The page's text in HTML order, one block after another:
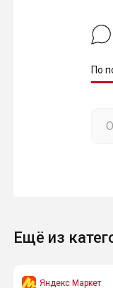
По
Ещё из
Яндекс Маркет